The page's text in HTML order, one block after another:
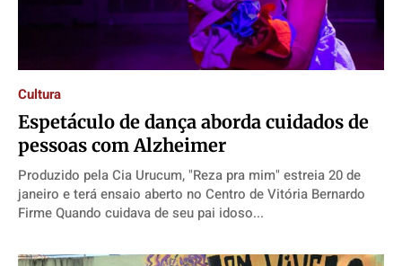
Cultura
Espetáculo de dança aborda cuidados de
pessoas com Alzheimer
Produzido pela Cia Urucum, "Reza pra mim" estreia 20 de
janeiro e terá ensaio aberto no Centro de Vitória Bernardo
Firme Quando cuidava de seu pai idoso...